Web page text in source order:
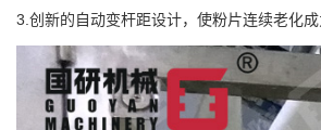
3.创新的自动变杆距设计，使粉片连续老化成